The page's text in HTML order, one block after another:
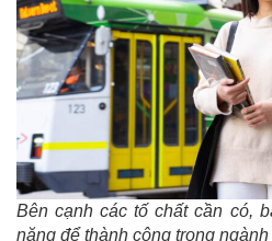
Bên cạnh các tố chất cần có,
năng để thành công trong